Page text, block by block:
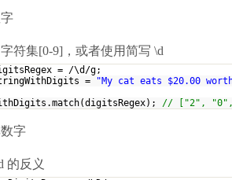
集[0-9]，或者使用简写 \d
= /\d/g;
= "My cat eats $20.00
// ["2", "0",
字
反义